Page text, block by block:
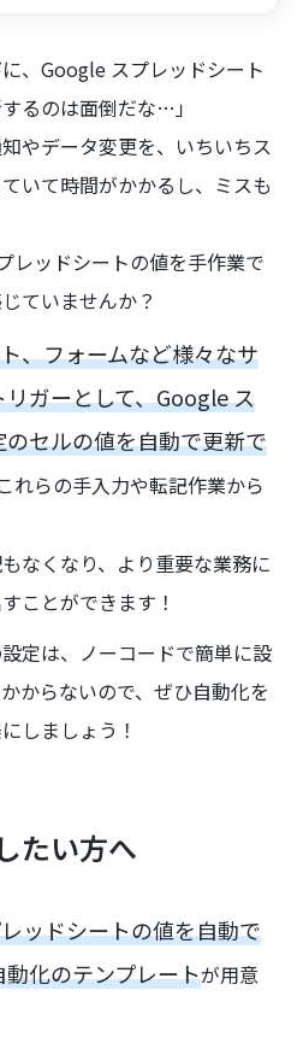
、Google スプレッドシート
るのは面倒だな…」
やデータ変更を、いちいちス
いて時間がかかるし、ミスも
レッドシートの値を手作業で
ていませんか？
、フォームなど様々なサ
ガーとして、Google ス
セルの値を自動で更新で
れらの手入力や転記作業から
なくなり、より重要な業務に
ことができます！
定は、ノーコードで簡単に設
からないので、ぜひ自動化を
しましょう！
たい方へ
ッドシートの値を自動で
化のテンプレートが用意